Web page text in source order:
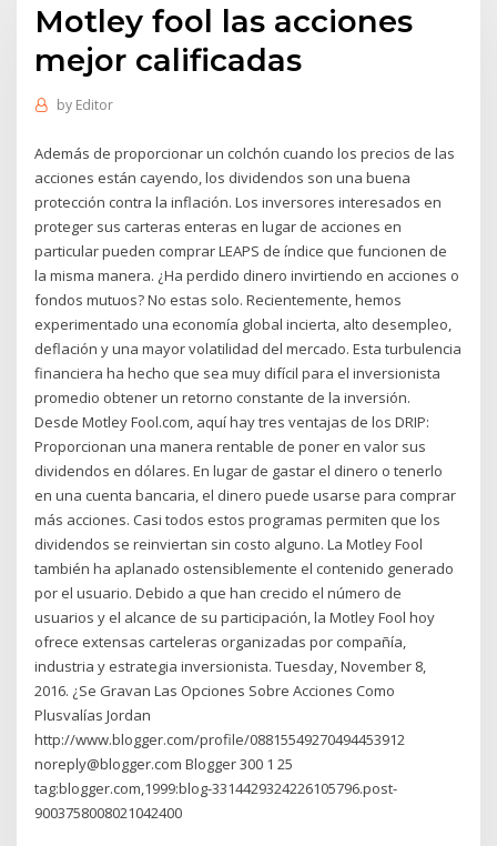
Motley fool las acciones
mejor calificadas
by Editor
Además de proporcionar un colchón cuando los precios de las
acciones están cayendo, los dividendos son una buena
protección contra la inflación. Los inversores interesados en
proteger sus carteras enteras en lugar de acciones en
particular pueden comprar LEAPS de índice que funcionen de
la misma manera. ¿Ha perdido dinero invirtiendo en acciones o
fondos mutuos? No estas solo. Recientemente, hemos
experimentado una economía global incierta, alto desempleo,
deflación y una mayor volatilidad del mercado. Esta turbulencia
financiera ha hecho que sea muy difícil para el inversionista
promedio obtener un retorno constante de la inversión.
Desde Motley Fool.com, aquí hay tres ventajas de los DRIP:
Proporcionan una manera rentable de poner en valor sus
dividendos en dólares. En lugar de gastar el dinero o tenerlo
en una cuenta bancaria, el dinero puede usarse para comprar
más acciones. Casi todos estos programas permiten que los
dividendos se reinviertan sin costo alguno. La Motley Fool
también ha aplanado ostensiblemente el contenido generado
por el usuario. Debido a que han crecido el número de
usuarios y el alcance de su participación, la Motley Fool hoy
ofrece extensas carteleras organizadas por compañía,
industria y estrategia inversionista. Tuesday, November 8,
2016. ¿Se Gravan Las Opciones Sobre Acciones Como
Plusvalías Jordan
http://www.blogger.com/profile/08815549270494453912
noreply@blogger.com Blogger 300 1 25
tag:blogger.com,1999:blog-3314429324226105796.post-
9003758008021042400